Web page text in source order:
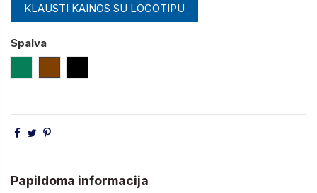
KLAUSTI KAINOS SU LOGOTIPU
Spalva
Papildoma informacija